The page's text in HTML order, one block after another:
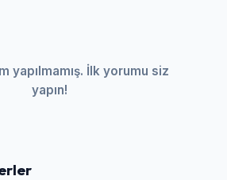
yapılmamış. İlk yorumu siz
yapın!